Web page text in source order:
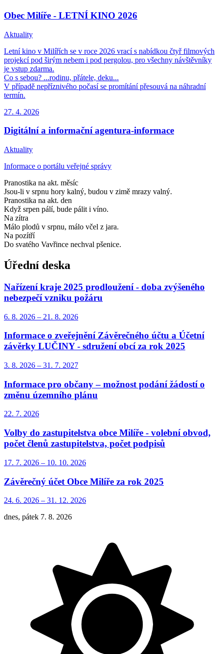
Obec Milíře - LETNÍ KINO 2026
Aktuality
Letní kino v Milířích se v roce 2026 vrací s nabídkou čtyř filmových
projekcí pod širým nebem i pod pergolou, pro všechny návštěvníky
je vstup zdarma.
Co s sebou? ...rodinu, přátele, deku...
V případě nepříznivého počasí se promítání přesouvá na náhradní
termín.
27. 4. 2026
Digitální a informační agentura-informace
Aktuality
Informace o portálu veřejné správy
Pranostika na akt. měsíc
Jsou-li v srpnu hory kalný, budou v zimě mrazy valný.
Pranostika na akt. den
Když srpen pálí, bude pálit i víno.
Na zítra
Málo plodů v srpnu, málo včel z jara.
Na pozítří
Do svatého Vavřince nechval pšenice.
Úřední deska
Nařízení kraje 2025 prodloužení - doba zvýšeného
nebezpečí vzniku požáru
6. 8. 2026 – 21. 8. 2026
Informace o zveřejnění Závěrečného účtu a Účetní
závěrky LUČINY - sdružení obcí za rok 2025
3. 8. 2026 – 31. 7. 2027
Informace pro občany – možnost podání žádostí o
změnu územního plánu
22. 7. 2026
Volby do zastupitelstva obce Milíře - volební obvod,
počet členů zastupitelstva, počet podpisů
17. 7. 2026 – 10. 10. 2026
Závěrečný účet Obce Milíře za rok 2025
24. 6. 2026 – 31. 12. 2026
dnes, pátek 7. 8. 2026